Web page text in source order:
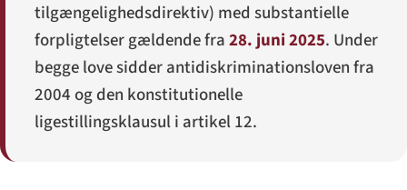
tilgængelighedsdirektiv) med substantielle
forpligtelser gældende fra28. juni 2025. Under
begge love sidder antidiskriminationsloven fra
2004 og den konstitutionelle
ligestillingsklausul i artikel 12.